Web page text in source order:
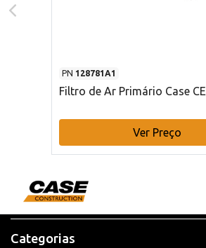
PN 128781A1
Filtro de Ar Primário Case CE
Ver Preço
Categorias